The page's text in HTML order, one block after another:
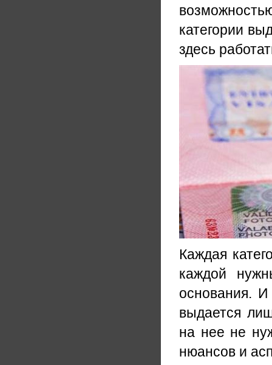
категории
здесь
Каждая
каждой
основания. И
выдается
на нее не
нюансов и